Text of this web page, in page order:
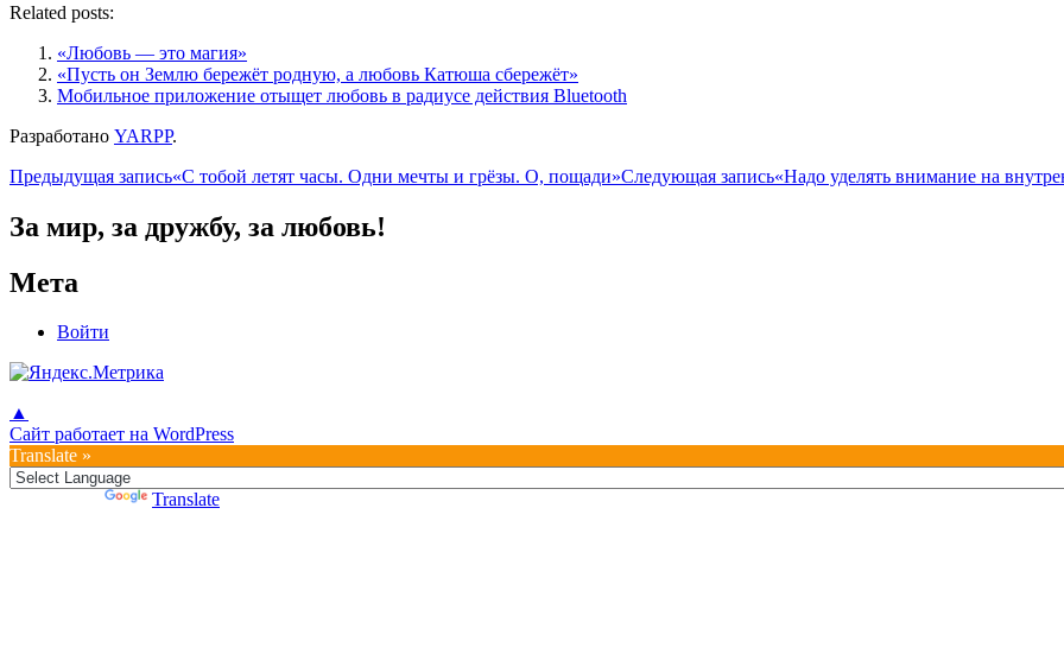
Related posts:
«Любовь — это магия»
«Пусть он Землю бережёт родную, а любовь Катюша сбережёт»
Мобильное приложение отыщет любовь в радиусе действия Bluetooth
Разработано YARPP.
Навигация
по
записям
Предыдущая запись«С тобой летят часы. Одни мечты и грёзы. О, пощади»Следующая запись«Надо уделять внимание на
За мир, за дружбу, за любовь!
Мета
Войти
▲
Сайт работает на WordPress
Translate »
Translate